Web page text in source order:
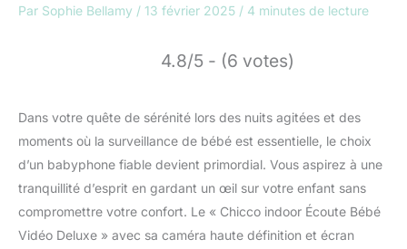
Par Sophie Bellamy / 13 février 2025 / 4 minutes de lecture
4.8/5 - (6 votes)
Dans votre quête de sérénité lors des nuits agitées et des
moments où la surveillance de bébé est essentielle, le choix
d’un babyphone fiable devient primordial. Vous aspirez à une
tranquillité d’esprit en gardant un œil sur votre enfant sans
compromettre votre confort. Le « Chicco indoor Écoute Bébé
Vidéo Deluxe » avec sa caméra haute définition et écran